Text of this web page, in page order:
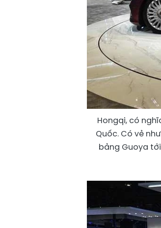
Hongqi, có
Quốc. Có vẻ
bảng Guoya